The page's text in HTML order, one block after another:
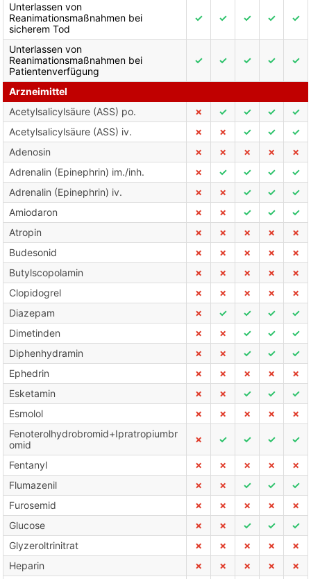
Unterlassen von
Reanimationsmaßnahmen bei
sicherem Tod
✓ ✓ ✓ ✓ ✓
Unterlassen von
Reanimationsmaßnahmen bei
Patientenverfügung
✓ ✓ ✓ ✓ ✓
Arzneimittel
Acetylsalicylsäure (ASS) po.
✗ ✓ ✓ ✓
✓
Acetylsalicylsäure (ASS) iv.
✗ ✗ ✓ ✓
✓
Adenosin
✗ ✗ ✗ ✗
✗
Adrenalin (Epinephrin) im./inh.
✗ ✓ ✓ ✓
✓
Adrenalin (Epinephrin) iv.
✗ ✗ ✓ ✓
✓
Amiodaron
✗ ✗ ✓ ✓
✓
Atropin
✗ ✗ ✗ ✗
✗
Budesonid
✗ ✗ ✗ ✗
✗
Butylscopolamin
✗ ✗ ✗ ✗
✗
Clopidogrel
✗ ✗ ✗ ✗
✗
Diazepam
✗ ✓ ✓ ✓
✓
Dimetinden
✗ ✗ ✓ ✓
✓
Diphenhydramin
✗ ✗ ✓ ✓
✓
Ephedrin
✗ ✗ ✗ ✗
✗
Esketamin
✗ ✗ ✓ ✓
✓
Esmolol
✗ ✗ ✗ ✗
✗
Fenoterolhydrobromid+Ipratropiumbr
omid
✗ ✓ ✓ ✓ ✓
Fentanyl ✗ ✗ ✗ ✗
✗
Flumazenil
✗ ✗ ✓ ✓
✓
Furosemid
✗ ✗ ✗ ✗
✗
Glucose
✗ ✗ ✓ ✓
✓
Glyzeroltrinitrat
✗ ✗ ✗ ✗
✗
Heparin
✗ ✗ ✗ ✗
✗